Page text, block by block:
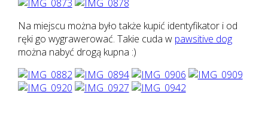
Na miejscu można było także kupić identyfikator i od
ręki go wygrawerować. Takie cuda w pawsitive dog
można nabyć drogą kupna :)